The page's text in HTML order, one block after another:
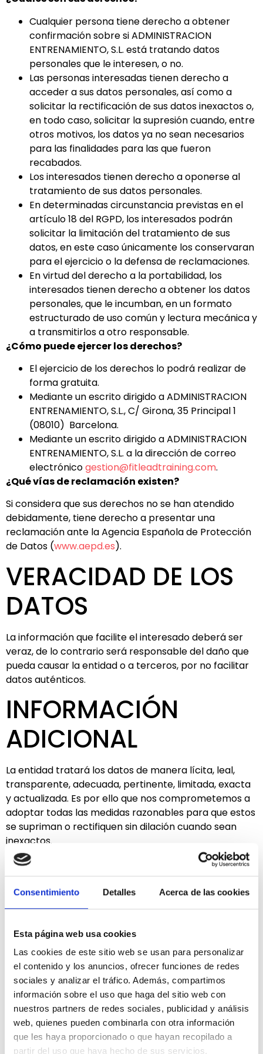
Consentimiento Detalles Acerca de las cookies
Esta página web usa cookies
Las cookies de este sitio web se usan para personalizar
el contenido y los anuncios, ofrecer funciones de redes
sociales y analizar el tráfico. Además, compartimos
información sobre el uso que haga del sitio web con
nuestros partners de redes sociales, publicidad y análisis
web, quienes pueden combinarla con otra información
que les haya proporcionado o que hayan recopilado a
partir del uso que haya hecho de sus servicios.
Cualquier persona tiene derecho a obtener
confirmación sobre si ADMINISTRACION
ENTRENAMIENTO, S.L. está tratando datos
personales que le interesen, o no.
Las personas interesadas tienen derecho a
acceder a sus datos personales, así como a
solicitar la rectificación de sus datos inexactos o,
en todo caso, solicitar la supresión cuando, entre
otros motivos, los datos ya no sean necesarios
para las finalidades para las que fueron
recabados.
Los interesados tienen derecho a oponerse al
tratamiento de sus datos personales.
En determinadas circunstancia previstas en el
artículo 18 del RGPD, los interesados podrán
solicitar la limitación del tratamiento de sus
datos, en este caso únicamente los conservaran
para el ejercicio o la defensa de reclamaciones.
En virtud del derecho a la portabilidad, los
interesados tienen derecho a obtener los datos
personales, que le incumban, en un formato
estructurado de uso común y lectura mecánica y
a transmitirlos a otro responsable.
¿Cómo puede ejercer los derechos?
El ejercicio de los derechos lo podrá realizar de
forma gratuita.
Mediante un escrito dirigido a ADMINISTRACION
ENTRENAMIENTO, S.L., C/ Girona, 35 Principal 1
(08010) Barcelona.
Mediante un escrito dirigido a ADMINISTRACION
ENTRENAMIENTO, S.L. a la dirección de correo
electrónicogestion@fitleadtraining.com.
¿Qué vías de reclamación existen?
Si considera que sus derechos no se han atendido
debidamente, tiene derecho a presentar una
reclamación ante la Agencia Española de Protección
de Datos (www.aepd.es).
VERACIDAD DE LOS
DATOS
La información que facilite el interesado deberá ser
veraz, de lo contrario será responsable del daño que
pueda causar la entidad o a terceros, por no facilitar
datos auténticos.
INFORMACIÓN
ADICIONAL
La entidad tratará los datos de manera lícita, leal,
transparente, adecuada, pertinente, limitada, exacta
y actualizada. Es por ello que nos comprometemos a
adoptar todas las medidas razonables para que estos
se supriman o rectifiquen sin dilación cuando sean
inexactos.
Mientras los interesados no nos comuniquen lo
contrario, entenderemos que sus datos no han sido
modificados y serán responsables de notificarnos
cualquier variación.
VIGENCIA Y
MODIFICACIÓN DE
LA PRESENTE
POLÍTICA DE